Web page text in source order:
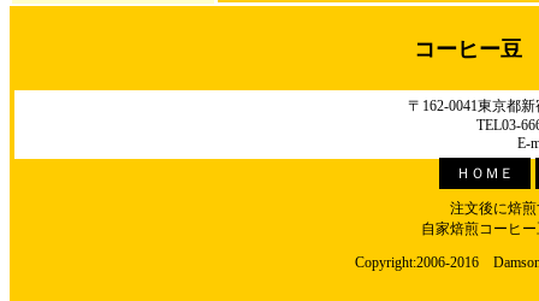
コーヒー
〒162-0041東京都
TEL03-
E-
ＨＯＭＥ
注文後に焙
自家焙煎コーヒ
Copyright:2006-2016